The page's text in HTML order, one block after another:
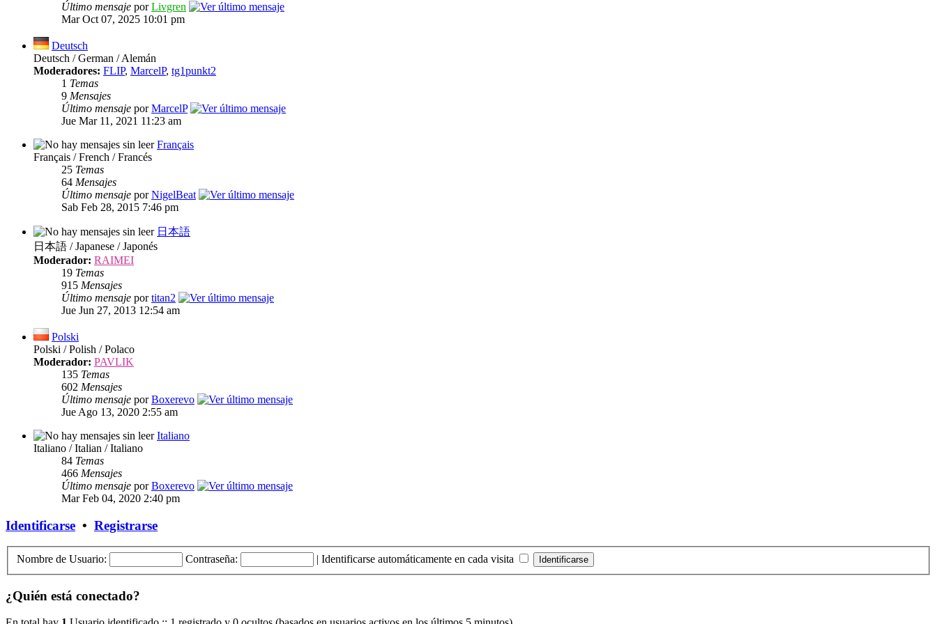
Último mensaje porLivgren
Mar Oct 07, 2025 10:01 pm
Deutsch
Deutsch / German / Alemán
Moderadores: FLIP, MarcelP, tg1punkt2
1 Temas
9 Mensajes
Último mensaje porMarcelP
Jue Mar 11, 2021 11:23 am
Français
Français / French / Francés
25 Temas
64 Mensajes
Último mensaje porNigelBeat
Sab Feb 28, 2015 7:46 pm
日本語
日本語 / Japanese / Japonés
Moderador: RAIMEI
19 Temas
915 Mensajes
Último mensaje portitan2
Jue Jun 27, 2013 12:54 am
Polski
Polski / Polish / Polaco
Moderador: PAVLIK
135 Temas
602 Mensajes
Último mensaje porBoxerevo
Jue Ago 13, 2020 2:55 am
Italiano
Italiano / Italian / Italiano
84 Temas
466 Mensajes
Último mensaje porBoxerevo
Mar Feb 04, 2020 2:40 pm
Identificarse • Registrarse
Nombre de Usuario: Contraseña: | Identificarse automáticamente en cada visita
¿Quién está conectado?